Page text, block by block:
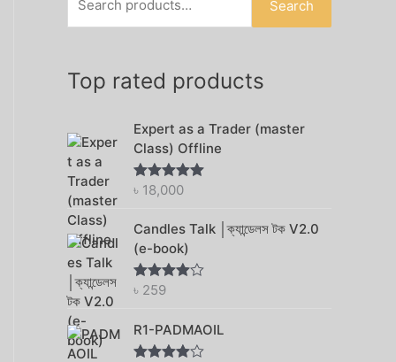
o
Search
Top rated products
Expert as a Trader (master
Class) Offline
Rated5.00
৳ 18,000
Candles Talk │ক্যান্ডেলস টক V2.0
(e-book)
Rated
৳ 259
R1-PADMAOIL